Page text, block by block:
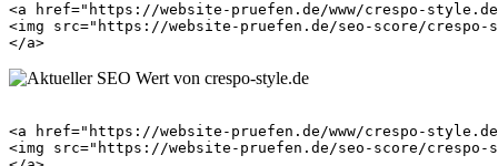
<a href="https://website-pruefen.de/www/crespo-
<img src="https://website-pruefen.de/seo-score/
<a href="https://website-pruefen.de/www/crespo-
<img src="https://website-pruefen.de/seo-score/